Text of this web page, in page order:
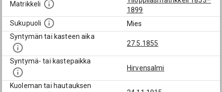
Matrikkeli
1899
Sukupuoli
Mies
Syntymän tai kasteen aika
27.5.1855
Syntymä- tai kastepaikka
Hirvensalmi
Kuoleman tai hautauksen